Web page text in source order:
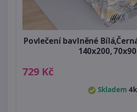
Povlečení bavlněné
140x200,
729 Kč
Skladem